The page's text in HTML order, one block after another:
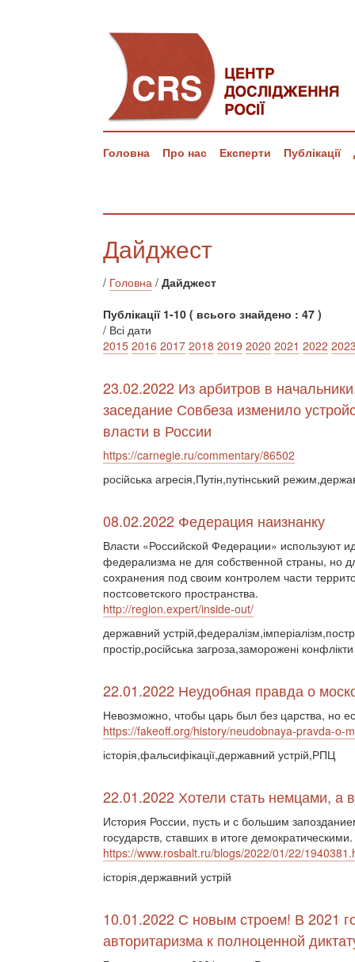
Головна Про нас Експерти Публікації
Дайджест
/ Головна / Дайджест
Публікації 1-10 ( всього знайдено : 47 )
/ Всі дати
2015 2016 2017 2018 2019 2020 2021 2022
23.02.2022 Из арбитров в
заседание Совбеза изменило
власти в России
https://carnegie.ru/commentary/86502
російська агресія,Путін,путінський
08.02.2022 Федерация наизнанку
Власти «Российской Федерации» используют
федерализма не для собственной страны, но
сохранения под своим контролем части
постсоветского пространства.
http://region.expert/inside-out/
державний
простір,російська загроза,заморожені конфлікти
22.01.2022 Неудобная правда о
Невозможно, чтобы царь был без царства, но
https://fakeoff.org/history/neudobnaya-pravda-o-
історія,фальсифікації,державний устрій,РПЦ
22.01.2022 Хотели стать немцами, а
История России, пусть и с большим
государств, ставших в итоге демократическими.
https://www.rosbalt.ru/blogs/2022/01/22/
історія,державний устрій
10.01.2022 С новым строем! В 2021
авторитаризма к полноценной